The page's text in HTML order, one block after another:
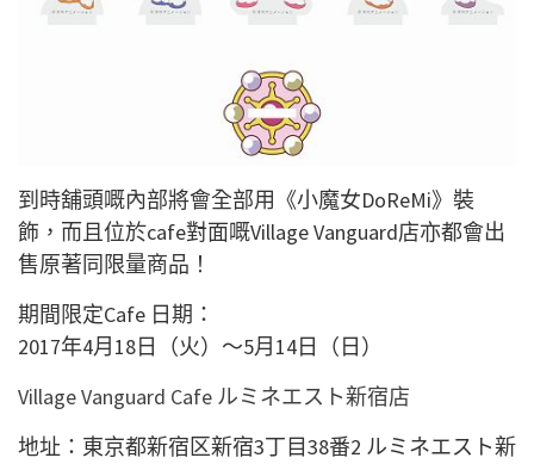
到時舖頭嘅內部將會全部用《小魔女DoReMi》裝
飾，而且位於cafe對面嘅Village Vanguard店亦都會出
售原著同限量商品！
期間限定Cafe 日期：
2017年4月18日（火）〜5月14日（日）
Village Vanguard Cafe ルミネエスト新宿店
地址：東京都新宿区新宿3丁目38番2 ルミネエスト新